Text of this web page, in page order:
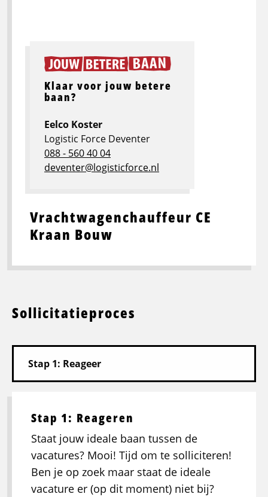
Vrachtwagenchauffeur CE
Kraan Bouw
Klaar voor jouw betere
baan?
Eelco Koster
Logistic Force Deventer
088 - 560 40 04
deventer@logisticforce.nl
Sollicitatieproces
Stap 1: Reageren
Staat jouw ideale baan tussen de
vacatures? Mooi! Tijd om te solliciteren!
Ben je op zoek maar staat de ideale
vacature er (op dit moment) niet bij?